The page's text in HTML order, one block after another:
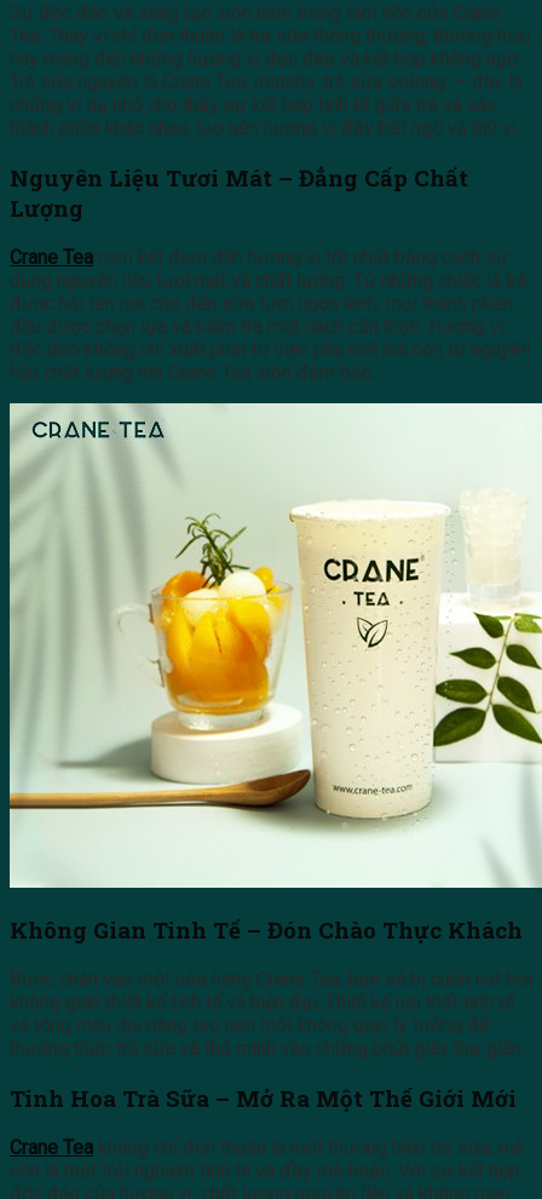
Sự độc đáo và sáng tạo luôn nằm trong tâm hồn của Crane
Tea. Thay vì chỉ đơn thuần là trà sữa thông thường, thương hiệu
này mang đến những hương vị độc đáo và kết hợp không ngờ.
Trà sữa nguyên lá Crane Tea, matcha ,trà sữa oolong – đây là
những ví dụ nhỏ cho thấy sự kết hợp tinh tế giữa trà và các
thành phần khác nhau, tạo nên hương vị đầy bất ngờ và thú vị.
Nguyên Liệu Tươi Mát – Đẳng Cấp Chất
Lượng
Crane Tea cam kết đem đến hương vị tốt nhất bằng cách sử
dụng nguyên liệu tươi mát và chất lượng. Từ những chiếc lá trà
được hái tận nơi cho đến sữa tươi ngon lành, mọi thành phần
đều được chọn lựa và kiểm tra một cách cẩn thận. Hương vị
độc đáo không chỉ xuất phát từ việc pha chế mà còn từ nguyên
liệu chất lượng mà Crane Tea luôn đảm bảo.
Không Gian Tinh Tế – Đón Chào Thực Khách
Bước chân vào một cửa hàng Crane Tea, bạn sẽ bị cuốn hút bởi
không gian thiết kế tinh tế và hiện đại. Thiết kế nội thất tinh tế
và tông màu dịu dàng tạo nên một không gian lý tưởng để
thưởng thức trà sữa và thả mình vào những phút giây thư giãn.
Tinh Hoa Trà Sữa – Mở Ra Một Thế Giới Mới
Crane Tea không chỉ đơn thuần là một thương hiệu trà sữa, mà
còn là một trải nghiệm tinh tế và đầy mê hoặc. Với sự kết hợp
độc đáo của hương vị, chất lượng nguyên liệu và không gian